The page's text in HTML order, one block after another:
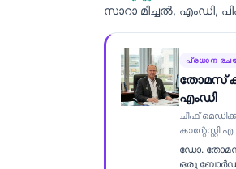
സാറാ മിച്ചൽ, എംഡി,
പ്രധാന
തോമസ്
എംഡി
ചീഫ്
കാന്റേസ്റ്റി
ഡോ.
ഒരു